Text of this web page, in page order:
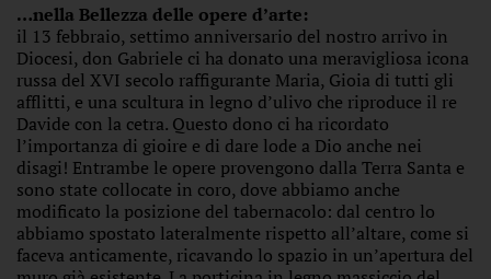
…nella Bellezza delle opere d’arte:
il 13 febbraio, settimo anniversario del nostro arrivo in
Diocesi, don Gabriele ci ha donato una meravigliosa icona
russa del XVI secolo raffigurante Maria, Gioia di tutti gli
afflitti, e una scultura in legno d’ulivo che riproduce il re
Davide con la cetra. Questo dono ci ha ricordato
l’importanza di gioire e di dare lode a Dio anche nei
disagi! Entrambe le opere provengono dalla Terra Santa e
sono state collocate in coro, dove abbiamo anche
modificato la posizione del tabernacolo: dal centro lo
abbiamo spostato lateralmente rispetto all’altare, come si
faceva anticamente, ricavando lo spazio in un’apertura del